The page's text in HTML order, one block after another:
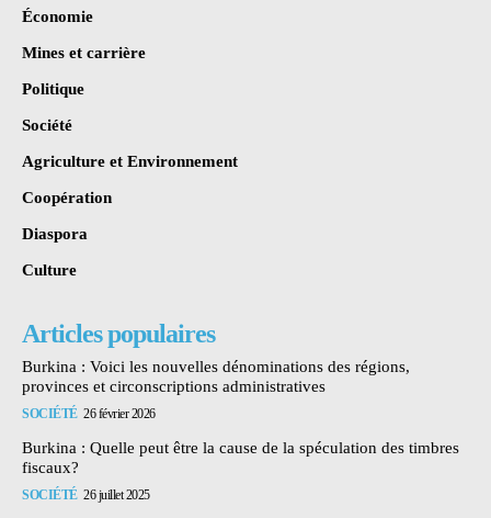
Économie
Mines et carrière
Politique
Société
Agriculture et Environnement
Coopération
Diaspora
Culture
Articles populaires
Burkina : Voici les nouvelles dénominations des régions,
provinces et circonscriptions administratives
SOCIÉTÉ 26 février 2026
Burkina : Quelle peut être la cause de la spéculation des timbres
fiscaux?
SOCIÉTÉ 26 juillet 2025